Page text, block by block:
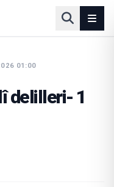
01:00
delilleri- 1